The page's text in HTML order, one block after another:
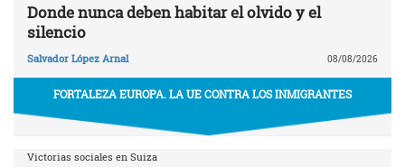
Donde nunca deben habitar el olvido y el
silencio
Salvador López Arnal 08/08/2026
FORTALEZA EUROPA. LA UE CONTRA LOS INMIGRANTES
Victorias sociales en Suiza